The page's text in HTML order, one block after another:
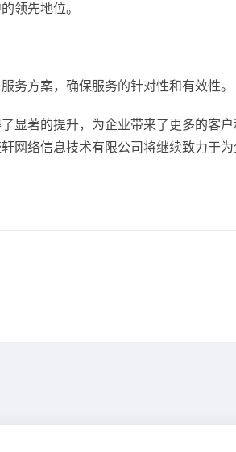
领先地位。
务方案，确保服务的针对性和有效性。
显著的提升，为企业带来了更多的客
网络信息技术有限公司将继续致力于